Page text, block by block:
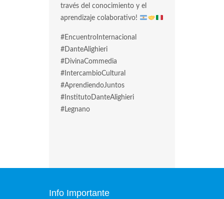
través del conocimiento y el
aprendizaje colaborativo!
#EncuentroInternacional
#DanteAlighieri
#DivinaCommedia
#IntercambioCultural
#AprendiendoJuntos
#InstitutoDanteAlighieri
#Legnano
Info Importante